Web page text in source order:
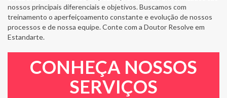
nossos principais diferenciais e objetivos. Buscamos com
treinamento o aperfeiçoamento constante e evolução de nossos
processos e de nossa equipe. Conte com a Doutor Resolve em
Estandarte.
CONHEÇA NOSSOS
SERVIÇOS